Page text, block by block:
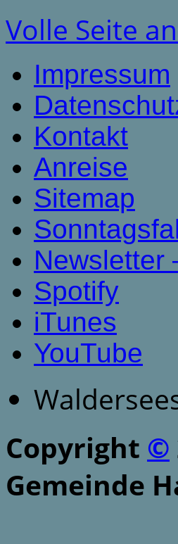
Volle Seite
Impressum
Kontakt
Anreise
Sitemap
Newsletter
Spotify
iTunes
YouTube
Copyright ©
Gemeinde